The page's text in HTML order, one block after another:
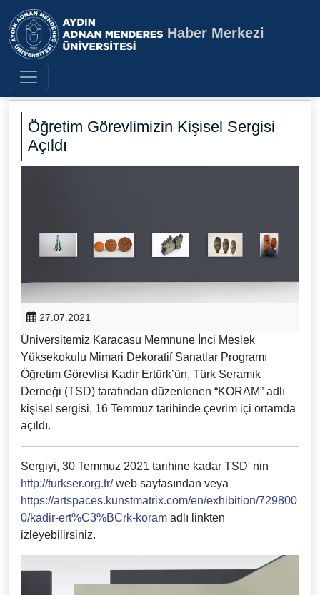
Aydın Adnan Menderes
Haber Merkezi
Öğretim Görevlimizin Kişisel Sergisi
Açıldı
27.07.2021
Üniversitemiz Karacasu Memnune İnci Meslek
Yüksekokulu Mimari Dekoratif Sanatlar Programı
Öğretim Görevlisi Kadir Ertürk’ün, Türk Seramik
Derneği (TSD) tarafından düzenlenen “KORAM” adlı
kişisel sergisi, 16 Temmuz tarihinde çevrim içi ortamda
açıldı.
Sergiyi, 30 Temmuz 2021 tarihine kadar TSD' nin
http://turkser.org.tr/web sayfasından veya
https://artspaces.kunstmatrix.com/en/exhibition/729800
0/kadir-ert%C3%BCrk-koram adlı linkten
izleyebilirsiniz.